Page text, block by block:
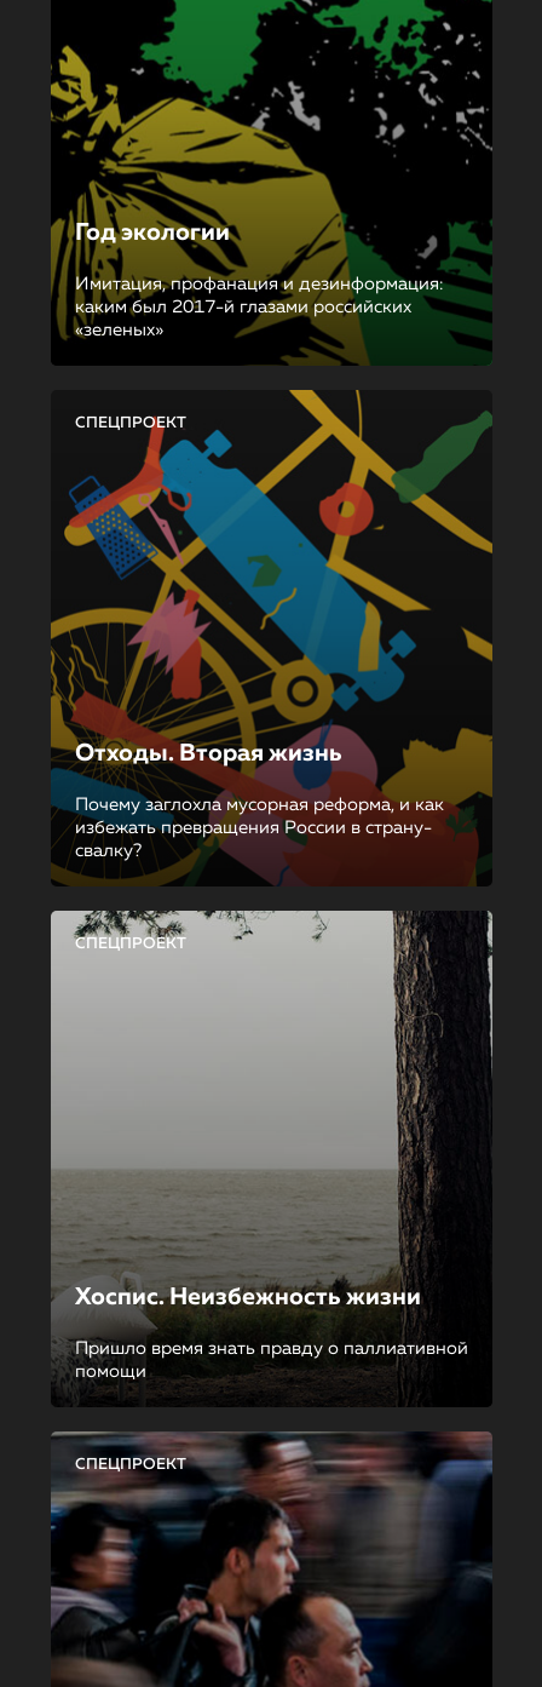
Год экологии
Имитация, профанация и дезинформация:
каким был 2017-й глазами российских
«зеленых»
СПЕЦПРОЕКТ
Отходы. Вторая жизнь
Почему заглохла мусорная реформа, и как
избежать превращения России в страну-
свалку?
СПЕЦПРОЕКТ
Хоспис. Неизбежность жизни
Пришло время знать правду о паллиативной
помощи
СПЕЦПРОЕКТ